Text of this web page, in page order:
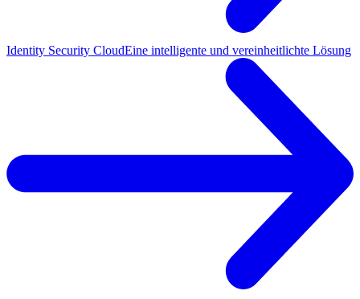
Identity Security CloudEine intelligente und vereinheitlichte Lösung